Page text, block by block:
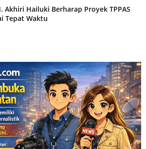
Akhiri Hailuki Berharap Proyek TPPAS
Tepat Waktu